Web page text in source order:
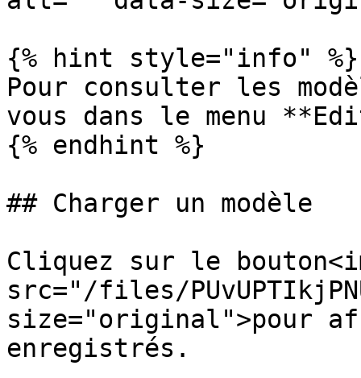
{% hint style="info" %}
Pour consulter les
vous dans le menu
{% endhint %}
## Charger un modèle
Cliquez sur le
src="/files/
size="original">pour
enregistrés.